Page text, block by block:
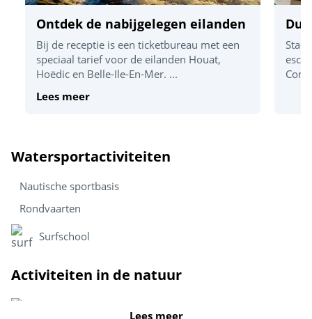
Ontdek de nabijgelegen eilanden
Bij de receptie is een ticketbureau met een
speciaal tarief voor de eilanden Houat,
Hoëdic en Belle-Ile-En-Mer. ...
Lees meer
Watersportactiviteiten
Nautische sportbasis
Rondvaarten
Surfschool
Activiteiten in de natuur
Lees meer